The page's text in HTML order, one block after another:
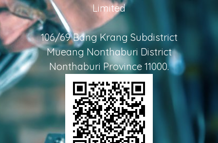
Limited
106/69 Bang Krang Subdistrict
Mueang Nonthaburi District
Nonthaburi Province 11000.